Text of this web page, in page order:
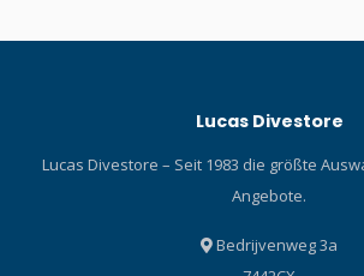
Lucas Divestore
Lucas Divestore – Seit 1983 die größte
Angebote.
Bedrijvenweg 3a